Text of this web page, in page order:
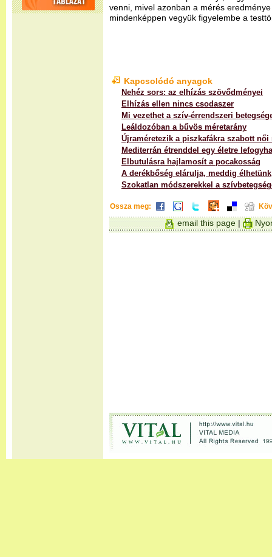
venni, mivel azonban a mérés
mindenképpen vegyük figyelembe a
Kapcsolódó anyagok
Nehéz sors: az elhízás szövődményei
Elhízás ellen nincs csodaszer
Mi vezethet a szív-érrendszeri
Leáldozóban a bűvös méretarány
Újraméretezik a piszkafákra szabott
Mediterrán étrenddel egy életre
Elbutulásra hajlamosít a pocakosság
A derékbőség elárulja, meddig élhetünk
Szokatlan módszerekkel a
Ossza meg:
email this page|